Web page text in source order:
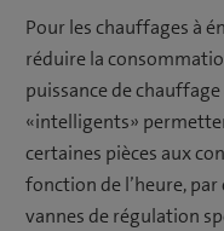
Pour les chauffages à
réduire la
puissance de
«intelligents»
certaines pièces aux
fonction de l’heure,
vannes de régulation